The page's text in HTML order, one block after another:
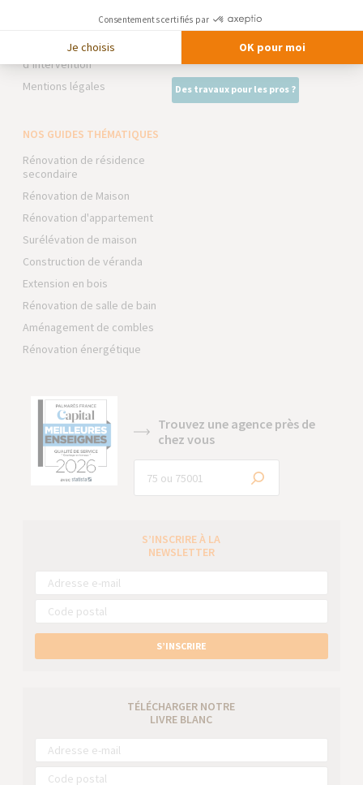
Conditions générales
d’intervention
Mentions légales
La Maison des Architectes
Expert Bricolage
Intégrer notre réseau
Des travaux pour les pros ?
NOS GUIDES THÉMATIQUES
Rénovation de résidence
secondaire
Rénovation de Maison
Rénovation d'appartement
Surélévation de maison
Construction de véranda
Extension en bois
Rénovation de salle de bain
Aménagement de combles
Rénovation énergétique
Trouvez une agence près de
chez vous
S’INSCRIRE À LA
NEWSLETTER
S’INSCRIRE
TÉLÉCHARGER NOTRE
LIVRE BLANC
Consentements certifiés par
Je choisis OK pour moi